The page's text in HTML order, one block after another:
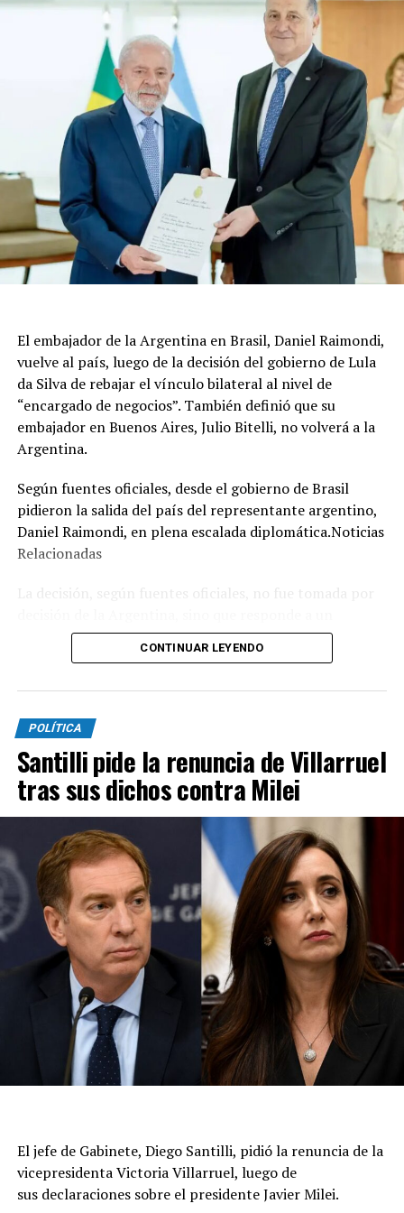
El embajador de la Argentina en Brasil, Daniel Raimondi,
vuelve al país, luego de la decisión del gobierno de Lula
da Silva de rebajar el vínculo bilateral al nivel de
“encargado de negocios”. También definió que su
embajador en Buenos Aires, Julio Bitelli, no volverá a la
Argentina.
Según fuentes oficiales, desde el gobierno de Brasil
pidieron la salida del país del representante argentino,
Daniel Raimondi, en plena escalada diplomática.Noticias
Relacionadas
expreso pedido que el canciller de Brasil, Mauro Vieira,
le hizo al diplomático argentino cuando le entregaron la
La estrategia política de Brasilia posiblemente se
concentre en fortalecer un sentimiento de nacionalismo
y esquivar lo que puedan llegar a ser las declaraciones de
los mandatarios más influyentes de la región en apoyo a
Flavio Bolsonaro.
La cancillería de Brasil convocó inicialmente al
embajador por las duras declaraciones del presidente
Javier Milei contra Lula da Silva, al que tildó de “ladrón y
presidiario”, en el acto del candidato presidencial Flávio
Bolsonaro.
Luego volvieron a citarlo al Palacio de Itamaraty (el
Ministerio de Relaciones Exteriores brasileño), donde le
transmitieron la decisión de reducir el nivel de
representación, y que puede volver a la Argentina. La
medida no implica una expulsión ni una declaración de
A partir de ahora, las relaciones diplomáticas quedarán
al frente de los encargados de negocios en las
respectivas embajadas mientras persista la escalada de
CONTINUAR LEYENDO
POLÍTICA
Santilli pide la renuncia de Villarruel
tras sus dichos contra Milei
El jefe de Gabinete, Diego Santilli, pidió la renuncia de la
vicepresidenta Victoria Villarruel, luego de
sus declaraciones sobre el presidente Javier Milei.